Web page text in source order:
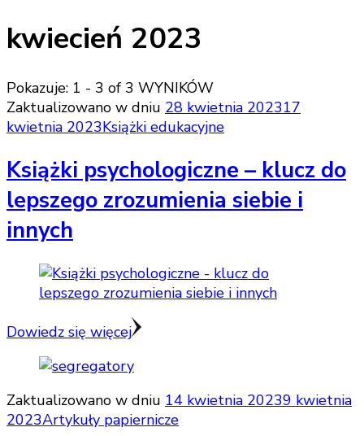
kwiecień 2023
Pokazuje: 1 - 3 of 3 WYNIKÓW
Zaktualizowano w dniu 28 kwietnia 202317
kwietnia 2023Książki edukacyjne
Książki psychologiczne – klucz do
lepszego zrozumienia siebie i
innych
Dowiedz się więcej
Zaktualizowano w dniu 14 kwietnia 20239 kwietnia
2023Artykuły papiernicze